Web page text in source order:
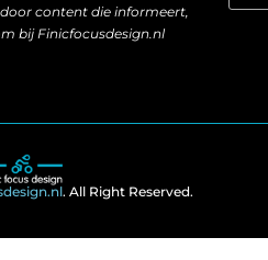
content die informeert,
bij Finicfocusdesign.nl
. All Right Reserved.